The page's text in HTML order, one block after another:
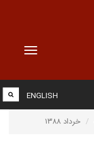
Toggle
ENGLISH
خرداد ۱۳۸۸